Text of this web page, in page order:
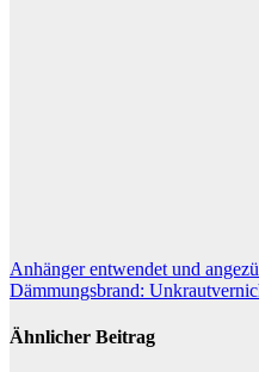
Beitragsnavigation
Anhänger entwendet und
Dämmungsbrand:
Ähnlicher Beitrag